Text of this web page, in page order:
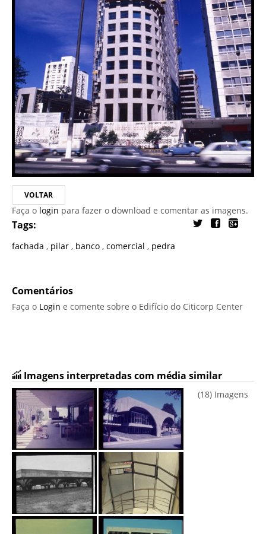
VOLTAR
Faça o login para fazer o download e comentar as imagens.
Tags:
fachada , pilar , banco , comercial , pedra
Comentários
Faça o Login e comente sobre o Edifício do Citicorp Center
Imagens interpretadas com média similar
(18) Imagens